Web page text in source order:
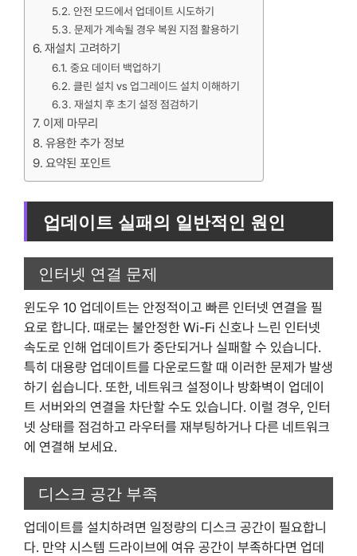
안전 모드에서 업데이트 시도하기
문제가 계속될 경우 복원 지점 활용하기
재설치 고려하기
중요 데이터 백업하기
클린 설치 vs 업그레이드 설치 이해하기
재설치 후 초기 설정 점검하기
이제 마무리
유용한 추가 정보
요약된 포인트
업데이트 실패의 일반적인 원인
인터넷 연결 문제
윈도우 10 업데이트는 안정적이고 빠른 인터넷 연결을 필
요로 합니다. 때로는 불안정한 Wi-Fi 신호나 느린 인터넷
속도로 인해 업데이트가 중단되거나 실패할 수 있습니다.
특히 대용량 업데이트를 다운로드할 때 이러한 문제가 발생
하기 쉽습니다. 또한, 네트워크 설정이나 방화벽이 업데이
트 서버와의 연결을 차단할 수도 있습니다. 이럴 경우, 인터
넷 상태를 점검하고 라우터를 재부팅하거나 다른 네트워크
에 연결해 보세요.
디스크 공간 부족
업데이트를 설치하려면 일정량의 디스크 공간이 필요합니
다. 만약 시스템 드라이브에 여유 공간이 부족하다면 업데